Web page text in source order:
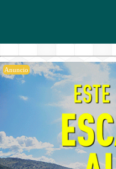
Anuncio